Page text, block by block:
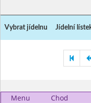
Vybrat jídelnu Jídelní
Menu Chod